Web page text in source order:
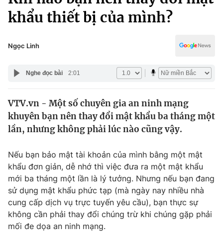
Chính trị
Thế giới
Thế giới đó đây
Câu chuyện quốc tế
Tài chính
Thị trường
Góc doanh nghiệp
Dữ liệu và đời sống
Truyền hình
Phim VTV
Truyền hình
Văn hóa - Giải trí
Đời sống
Giáo dục
khẩu thiết bị của mình?
Ngọc Linh
Nghe đọc bài 2:01
VTV.vn - Một số chuyên gia an ninh mạng
khuyên bạn nên thay đổi mật khẩu ba tháng một
lần, nhưng không phải lúc nào cũng vậy.
Nếu bạn bảo mật tài khoản của mình bằng một mật
khẩu đơn giản, dễ nhớ thì việc đưa ra một mật khẩu
mới ba tháng một lần là lý tưởng. Nhưng nếu bạn đang
sử dụng mật khẩu phức tạp (mà ngày nay nhiều nhà
cung cấp dịch vụ trực tuyến yêu cầu), bạn thực sự
không cần phải thay đổi chúng trừ khi chúng gặp phải
mối đe dọa an ninh mạng.